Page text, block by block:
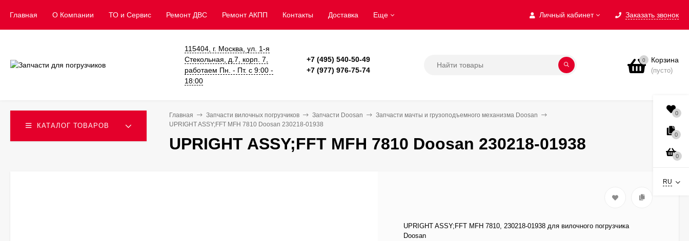
Личный кабинет Заказать звонок
Главная О Компании ТО и Сервис ​Ремонт ДВС Ремонт АКПП Контакты Доставка Еще
115404, г. Москва, ул. 1-я
Стекольная, д.7, корп. 7,
работаем Пн. - Пт. с 9:00 -
18:00
+7 (495) 540-50-49
+7 (977) 976-75-74
0 Корзина
(пусто)
КАТАЛОГ ТОВАРОВ
Главная Запчасти вилочных погрузчиков Запчасти Doosan
Запчасти мачты и грузоподъемного механизма Doosan
UPRIGHT ASSY;FFT MFH 7810 Doosan 230218-01938
UPRIGHT ASSY;FFT MFH 7810 Doosan 230218-01938
UPRIGHT ASSY;FFT MFH 7810, 230218-01938 для вилочного погрузчика
Doosan
0
0
0
RU